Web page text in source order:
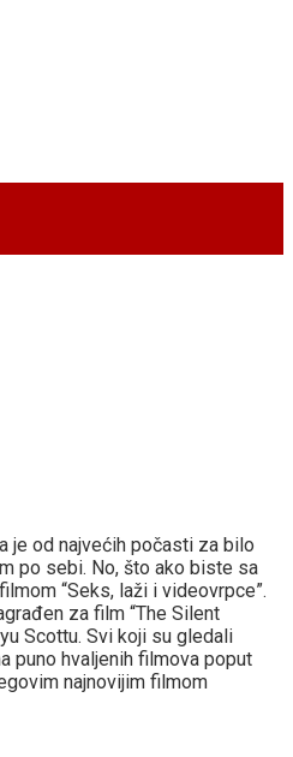
je od najvećih počasti za bilo
po sebi. No, što ako biste sa
“Seks, laži i videovrpce”.
za film “The Silent
Scottu. Svi koji su gledali
puno hvaljenih filmova poput
najnovijim filmom